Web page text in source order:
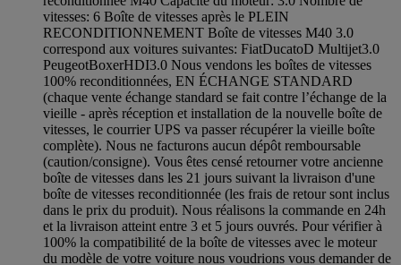
vitesses: 6 Boîte de vitesses après le PLEIN
RECONDITIONNEMENT Boîte de vitesses M40 3.0
correspond aux voitures suivantes: FiatDucatoD Multijet3.0
PeugeotBoxerHDI3.0 Nous vendons les boîtes de vitesses
100% reconditionnées, EN ÉCHANGE STANDARD
(chaque vente échange standard se fait contre l’échange de la
vieille - après réception et installation de la nouvelle boîte de
vitesses, le courrier UPS va passer récupérer la vieille boîte
complète). Nous ne facturons aucun dépôt remboursable
(caution/consigne). Vous êtes censé retourner votre ancienne
boîte de vitesses dans les 21 jours suivant la livraison d'une
boîte de vitesses reconditionnée (les frais de retour sont inclus
dans le prix du produit). Nous réalisons la commande en 24h
et la livraison atteint entre 3 et 5 jours ouvrés. Pour vérifier à
100% la compatibilité de la boîte de vitesses avec le moteur
du modèle de votre voiture nous voudrions vous demander de